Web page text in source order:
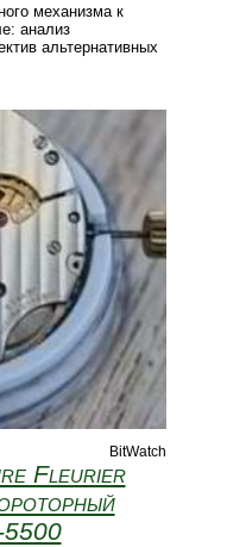
механизма к
анализ
альтернативных
BitWatch
Fleurier